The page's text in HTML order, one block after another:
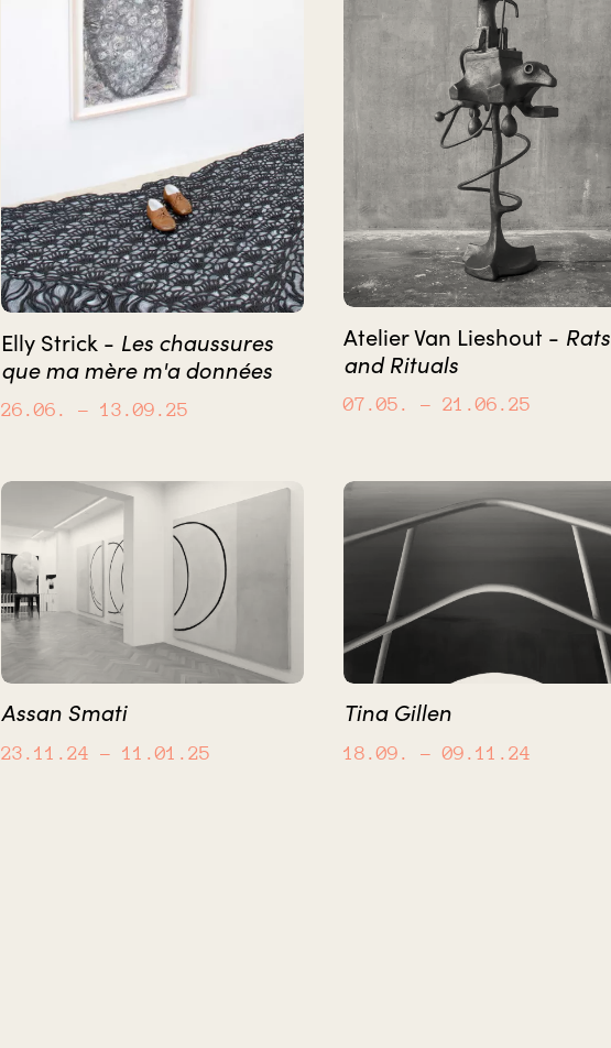
Elly Strick - Les chaussures
que ma mère m'a données
26.06. – 13.09.25
Atelier Van Lieshout - Rats
and Rituals
07.05. – 21.06.25
Assan Smati
23.11.24 – 11.01.25
Tina Gillen
18.09. – 09.11.24